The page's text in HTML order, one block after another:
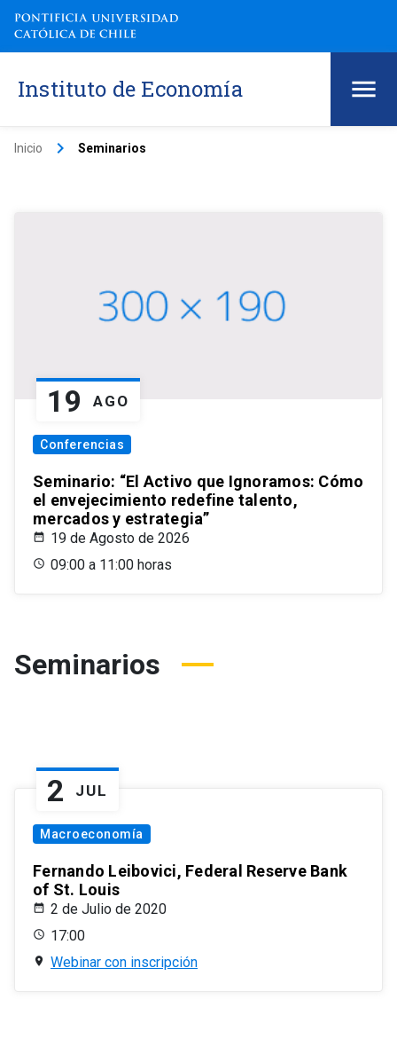
Instituto de Economía
Inicio keyboard_arrow_right Seminarios
19 AGO
Conferencias
Seminario: “El Activo que Ignoramos: Cómo
el envejecimiento redefine talento,
mercados y estrategia”
19 de Agosto de 2026
09:00 a 11:00 horas
Seminarios
2 JUL
Macroeconomía
Fernando Leibovici, Federal Reserve Bank
of St. Louis
2 de Julio de 2020
17:00
Webinar con inscripción